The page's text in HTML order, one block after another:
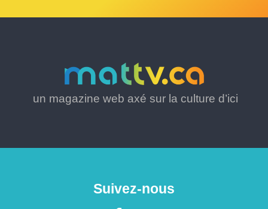
un magazine web axé sur la culture d’ici
Suivez-nous